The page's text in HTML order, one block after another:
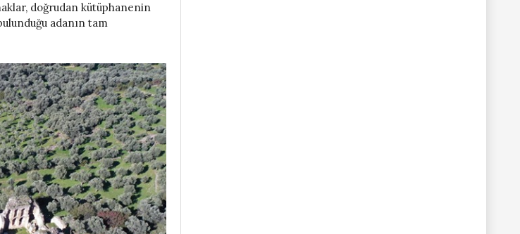
doğrudan kütüphanenin
adanın tam